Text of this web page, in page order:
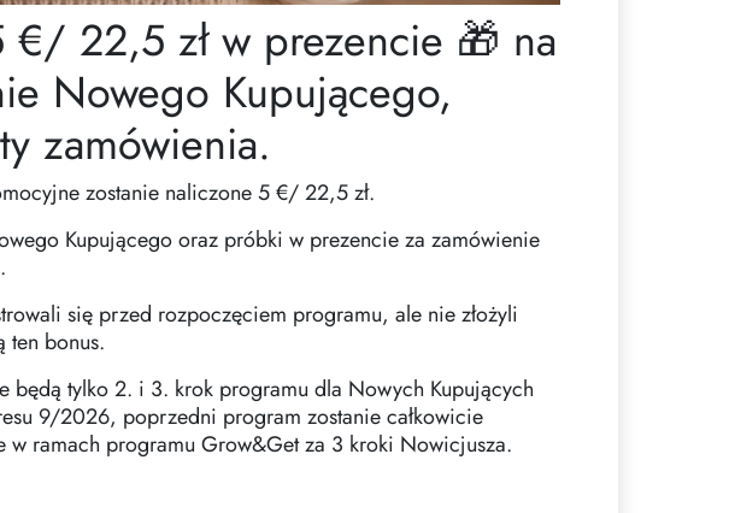
€/ 22,5 zł w prezencie 🎁 na
Nowego Kupującego,
zamówienia.
zostanie naliczone 5 €/ 22,5 zł.
Kupującego oraz próbki w prezencie za zamówienie
się przed rozpoczęciem programu, ale nie złożyli
ten bonus.
tylko 2. i 3. krok programu dla Nowych Kupujących
9/2026, poprzedni program zostanie całkowicie
w ramach programu Grow&Get za 3 kroki Nowicjusza.